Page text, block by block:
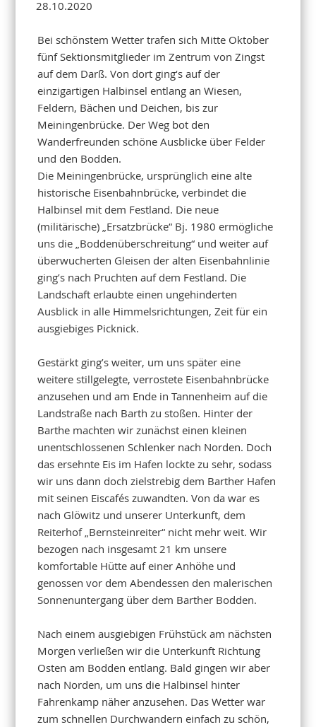
28.10.2020
Bei schönstem Wetter trafen sich Mitte Oktober
fünf Sektionsmitglieder im Zentrum von Zingst
auf dem Darß. Von dort ging‘s auf der
einzigartigen Halbinsel entlang an Wiesen,
Feldern, Bächen und Deichen, bis zur
Meiningenbrücke. Der Weg bot den
Wanderfreunden schöne Ausblicke über Felder
und den Bodden.
Die Meiningenbrücke, ursprünglich eine alte
historische Eisenbahnbrücke, verbindet die
Halbinsel mit dem Festland. Die neue
(militärische) „Ersatzbrücke“ Bj. 1980 ermögliche
uns die „Boddenüberschreitung“ und weiter auf
überwucherten Gleisen der alten Eisenbahnlinie
ging’s nach Pruchten auf dem Festland. Die
Landschaft erlaubte einen ungehinderten
Ausblick in alle Himmelsrichtungen, Zeit für ein
ausgiebiges Picknick.
Gestärkt ging’s weiter, um uns später eine
weitere stillgelegte, verrostete Eisenbahnbrücke
anzusehen und am Ende in Tannenheim auf die
Landstraße nach Barth zu stoßen. Hinter der
Barthe machten wir zunächst einen kleinen
unentschlossenen Schlenker nach Norden. Doch
das ersehnte Eis im Hafen lockte zu sehr, sodass
wir uns dann doch zielstrebig dem Barther Hafen
mit seinen Eiscafés zuwandten. Von da war es
nach Glöwitz und unserer Unterkunft, dem
Reiterhof „Bernsteinreiter“ nicht mehr weit. Wir
bezogen nach insgesamt 21 km unsere
komfortable Hütte auf einer Anhöhe und
genossen vor dem Abendessen den malerischen
Sonnenuntergang über dem Barther Bodden.
Nach einem ausgiebigen Frühstück am nächsten
Morgen verließen wir die Unterkunft Richtung
Osten am Bodden entlang. Bald gingen wir aber
nach Norden, um uns die Halbinsel hinter
Fahrenkamp näher anzusehen. Das Wetter war
zum schnellen Durchwandern einfach zu schön,